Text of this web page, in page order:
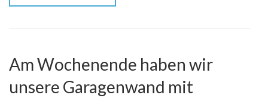
Am Wochenende haben wir
unsere Garagenwand mit